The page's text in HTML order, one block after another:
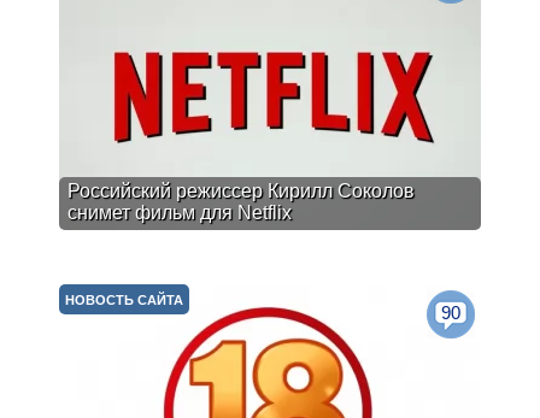
Российский режиссер Кирилл Соколов
снимет фильм для Netflix
НОВОСТЬ САЙТА
90